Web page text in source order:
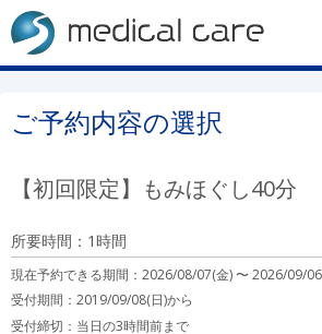
ご予約内容の選択
【初回限定】もみほぐし40分
所要時間：1時間
現在予約できる期間： 2026/08/07(金) 〜2026/09/
受付期間：2019/09/08(日)から
受付締切： 当日の3時間前まで